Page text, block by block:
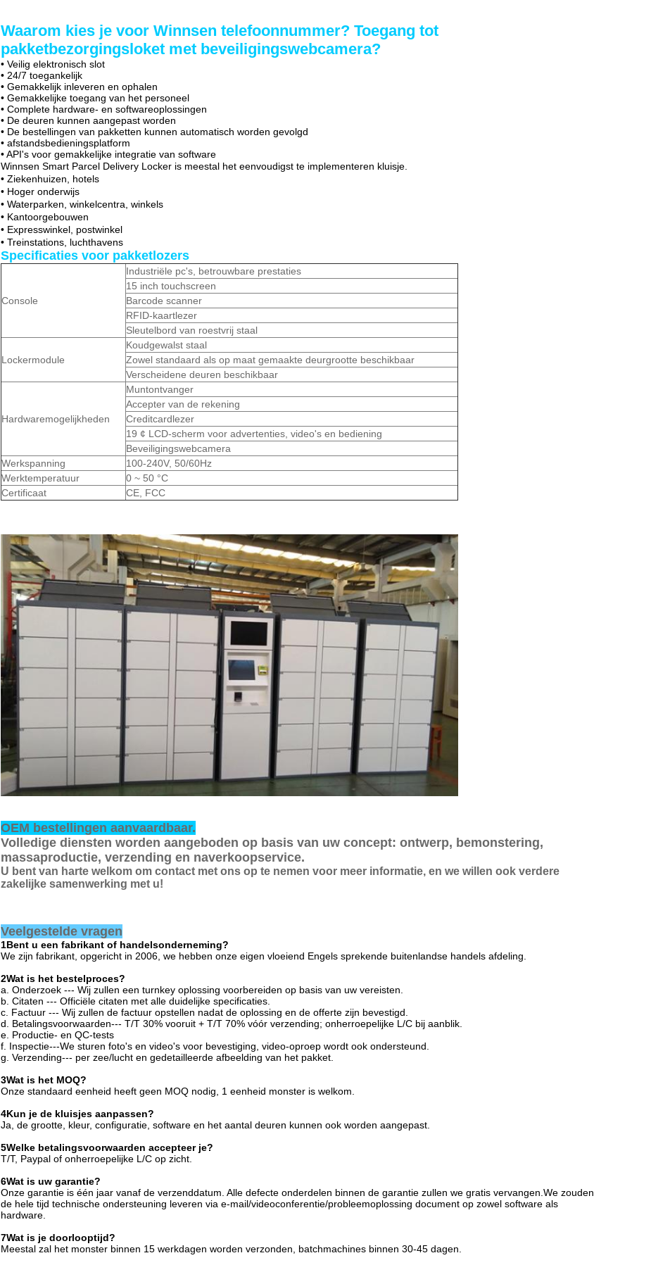
Waarom kies je voor Winnsen telefoonnummer? Toegang tot
pakketbezorgingsloket met beveiligingswebcamera?
• Veilig elektronisch slot
• 24/7 toegankelijk
• Gemakkelijk inleveren en ophalen
• Gemakkelijke toegang van het personeel
• Complete hardware- en softwareoplossingen
• De deuren kunnen aangepast worden
• De bestellingen van pakketten kunnen automatisch worden gevolgd
• afstandsbedieningsplatform
• API's voor gemakkelijke integratie van software
Winnsen Smart Parcel Delivery Locker is meestal het eenvoudigst te implementeren kluisje.
• Ziekenhuizen, hotels
• Hoger onderwijs
• Waterparken, winkelcentra, winkels
• Kantoorgebouwen
• Expresswinkel, postwinkel
• Treinstations, luchthavens
Specificaties voor pakketlozers
Console
Industriële pc's, betrouwbare prestaties
15 inch touchscreen
Barcode scanner
RFID-kaartlezer
Sleutelbord van roestvrij staal
Lockermodule
Koudgewalst staal
Zowel standaard als op maat gemaakte deurgrootte beschikbaar
Verscheidene deuren beschikbaar
Hardwaremogelijkheden
Muntontvanger
Accepter van de rekening
Creditcardlezer
19 ¢ LCD-scherm voor advertenties, video's en bediening
Beveiligingswebcamera
Werkspanning
100-240V, 50/60Hz
Werktemperatuur
0 ~ 50 °C
Certificaat
CE, FCC
OEM bestellingen aanvaardbaar.
Volledige diensten worden aangeboden op basis van uw concept: ontwerp, bemonstering,
massaproductie, verzending en naverkoopservice.
U bent van harte welkom om contact met ons op te nemen voor meer informatie, en we willen ook verdere
zakelijke samenwerking met u!
Veelgestelde vragen
1Bent u een fabrikant of handelsonderneming?
We zijn fabrikant, opgericht in 2006, we hebben onze eigen vloeiend Engels sprekende buitenlandse handels afdeling.
2Wat is het bestelproces?
a. Onderzoek --- Wij zullen een turnkey oplossing voorbereiden op basis van uw vereisten.
b. Citaten --- Officiële citaten met alle duidelijke specificaties.
c. Factuur --- Wij zullen de factuur opstellen nadat de oplossing en de offerte zijn bevestigd.
d. Betalingsvoorwaarden--- T/T 30% vooruit + T/T 70% vóór verzending; onherroepelijke L/C bij aanblik.
e. Productie- en QC-tests
f. Inspectie---We sturen foto's en video's voor bevestiging, video-oproep wordt ook ondersteund.
g. Verzending--- per zee/lucht en gedetailleerde afbeelding van het pakket.
3Wat is het MOQ?
Onze standaard eenheid heeft geen MOQ nodig, 1 eenheid monster is welkom.
4Kun je de kluisjes aanpassen?
Ja, de grootte, kleur, configuratie, software en het aantal deuren kunnen ook worden aangepast.
5Welke betalingsvoorwaarden accepteer je?
T/T, Paypal of onherroepelijke L/C op zicht.
6Wat is uw garantie?
Onze garantie is één jaar vanaf de verzenddatum. Alle defecte onderdelen binnen de garantie zullen we gratis vervangen.We zouden
de hele tijd technische ondersteuning leveren via e-mail/videoconferentie/probleemoplossing document op zowel software als
hardware.
7Wat is je doorlooptijd?
Meestal zal het monster binnen 15 werkdagen worden verzonden, batchmachines binnen 30-45 dagen.